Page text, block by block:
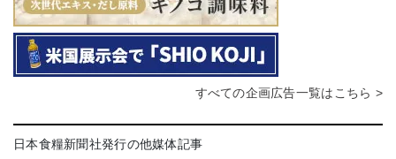
すべての企画広告一覧はこちら >
日本食糧新聞社発行の他媒体記事